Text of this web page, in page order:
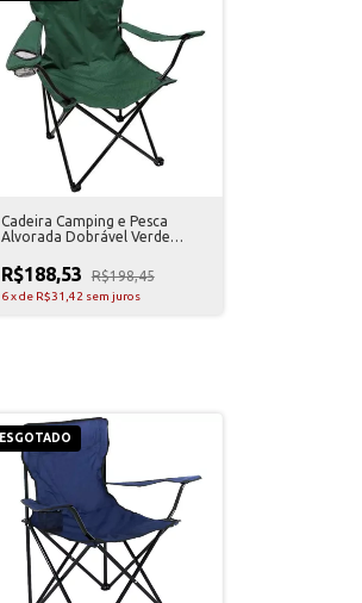
Cadeira Camping e Pesca
Alvorada Dobrável Verde
R$188,53 R$198,45
6 xde R$31,42 sem juros
ESGOTADO